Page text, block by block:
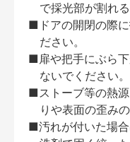
で採光部が割れ
■ドアの開閉の際に
ださい。
■扉や把手にぶら
ないでください。
■ストーブ等の熱
りや表面の歪み
■汚れが付いた場